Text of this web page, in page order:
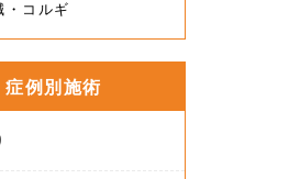
・コルギ
症例別施術